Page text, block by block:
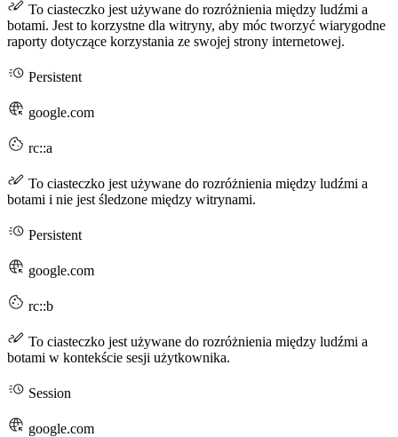
To ciasteczko jest używane do rozróżnienia między ludźmi a
botami. Jest to korzystne dla witryny, aby móc tworzyć wiarygodne
raporty dotyczące korzystania ze swojej strony internetowej.
Persistent
google.com
rc::a
To ciasteczko jest używane do rozróżnienia między ludźmi a
botami i nie jest śledzone między witrynami.
Persistent
google.com
rc::b
To ciasteczko jest używane do rozróżnienia między ludźmi a
botami w kontekście sesji użytkownika.
Session
google.com